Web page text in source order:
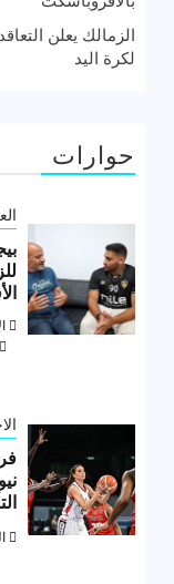
الزمالك يعلن
لكرة اليد
حوارات